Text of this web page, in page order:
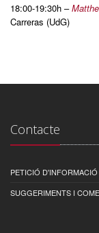
18:00-19:30h –
Carreras (UdG)
Contacte
PETICIÓ D'INFORMACIÓ
SUGGERIMENTS I